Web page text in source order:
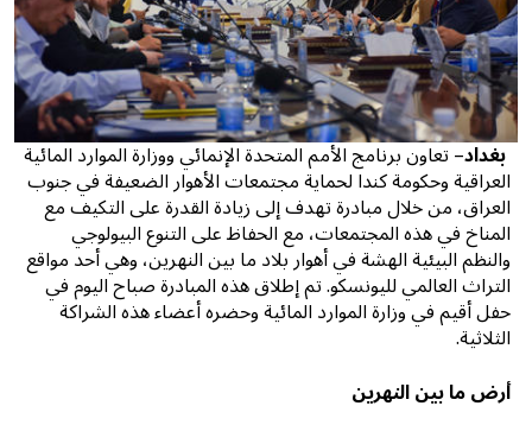
بغداد– تعاون برنامج الأمم المتحدة الإنمائي ووزارة الموارد المائية
العراقية وحكومة كندا لحماية مجتمعات الأهوار الضعيفة في جنوب
العراق، من خلال مبادرة تهدف إلى زيادة القدرة على التكيف مع
المناخ في هذه المجتمعات، مع الحفاظ على التنوع البيولوجي
والنظم البيئية الهشة في أهوار بلاد ما بين النهرين، وهي أحد مواقع
التراث العالمي لليونسكو. تم إطلاق هذه المبادرة صباح اليوم في
حفل أقيم في وزارة الموارد المائية وحضره أعضاء هذه الشراكة
الثلاثية.
أرض ما بين النهرين